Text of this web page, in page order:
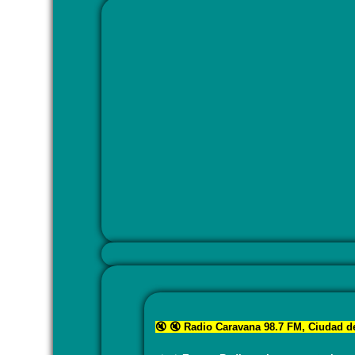
🔇 🔇 Radio Caravana 98.7 FM, Ciudad